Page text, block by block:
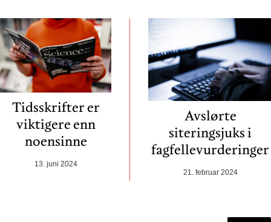
Tidsskrifter er
viktigere enn
noensinne
13. juni 2024
Avslørte
siteringsjuks i
fagfellevurderinger
21. februar 2024